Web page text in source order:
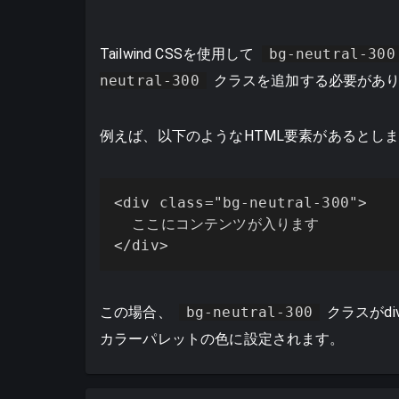
Tailwind CSSを使用して
bg-neutral-300
neutral-300
クラスを追加する必要があ
例えば、以下のようなHTML要素があるとし
<div class="bg-neutral-300">
  ここにコンテンツが入ります
</div>
この場合、 bg-neutral-300
クラスが
カラーパレットの色に設定されます。